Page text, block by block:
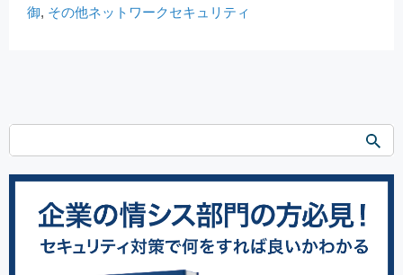
御, その他ネットワークセキュリティ